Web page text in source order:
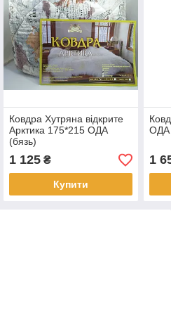
Ковдра Хутряна відкрите
Арктика 175*215 ОДА
(бязь)
1 125₴
Купити
ОДА
1